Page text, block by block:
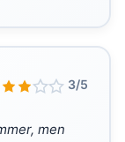
3/5
men